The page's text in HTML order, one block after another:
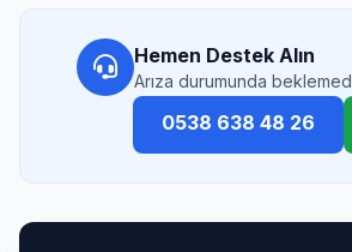
Hemen Destek Alın
Arıza durumunda
0538 638 48 26